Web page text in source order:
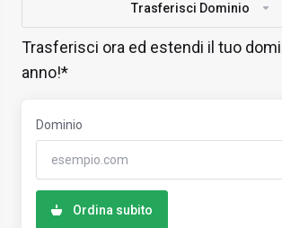
Trasferisci Dominio
Trasferisci ora ed estendi il tuo
anno!*
Dominio
Ordina subito